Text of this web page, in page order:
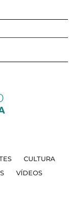
CULTURA
VÍDEOS